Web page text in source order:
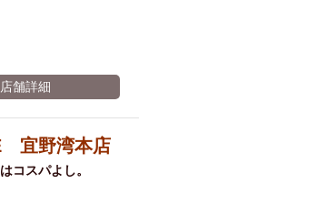
ド
フ
店舗詳細
宜野湾本店
コスパよし。